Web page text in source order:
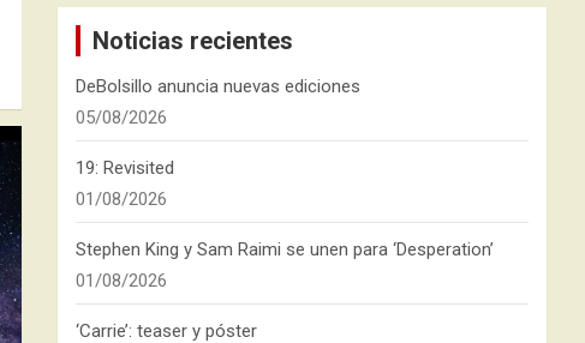
Noticias recientes
DeBolsillo anuncia nuevas ediciones
05/08/2026
19: Revisited
01/08/2026
Stephen King y Sam Raimi se unen para ‘Desperation’
01/08/2026
‘Carrie’: teaser y póster